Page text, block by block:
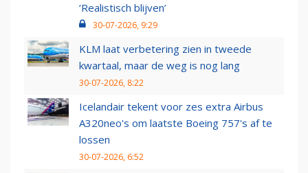
‘Realistisch blijven’
30-07-2026, 9:29
KLM laat verbetering zien in tweede
kwartaal, maar de weg is nog lang
30-07-2026, 8:22
Icelandair tekent voor zes extra Airbus
A320neo's om laatste Boeing 757's af te
lossen
30-07-2026, 6:52